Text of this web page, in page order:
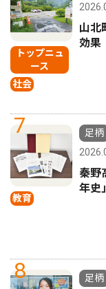
トップニュ
ース
社会
山北
効果
7
教育
足柄
秦
年史
8
足柄